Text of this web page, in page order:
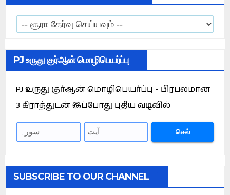
PJ உருது குர்ஆன் மொழிபெயர்ப்பு
PJ உருது குர்ஆன் மொழிபெயர்ப்பு - பிரபலமான
3 கிராத்துடன் இப்போது புதிய வடிவில்
செல்
SUBSCRIBE TO OUR CHANNEL